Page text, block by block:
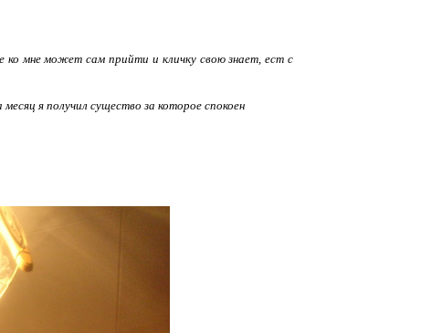
ко мне может сам прийти и кличку свою знает, ест с
я получил существо за которое спокоен